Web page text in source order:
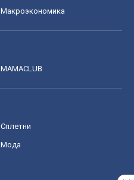
Mакроэкономика
MAMACLUB
Сплетни
Мода